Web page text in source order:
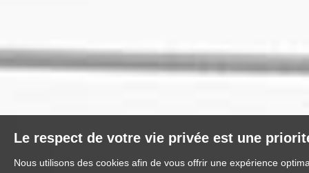
Le respect de votre vie privée est une
Nous utilisons des cookies afin de vous offrir une expérience